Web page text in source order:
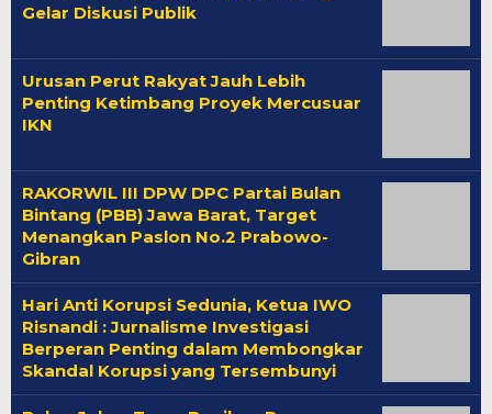
Gelar Diskusi Publik
Urusan Perut Rakyat Jauh Lebih
Penting Ketimbang Proyek Mercusuar
IKN
RAKORWIL III DPW DPC Partai Bulan
Bintang (PBB) Jawa Barat, Target
Menangkan Paslon No.2 Prabowo-
Gibran
Hari Anti Korupsi Sedunia, Ketua IWO
Risnandi : Jurnalisme Investigasi
Berperan Penting dalam Membongkar
Skandal Korupsi yang Tersembunyi